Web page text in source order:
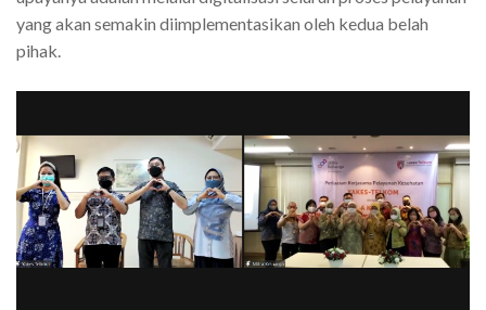
yang akan semakin diimplementasikan oleh kedua belah
pihak.